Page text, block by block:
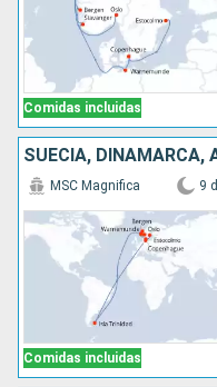
Comidas incluidas
Comidas incluidas
MSC Magnifica 9 d